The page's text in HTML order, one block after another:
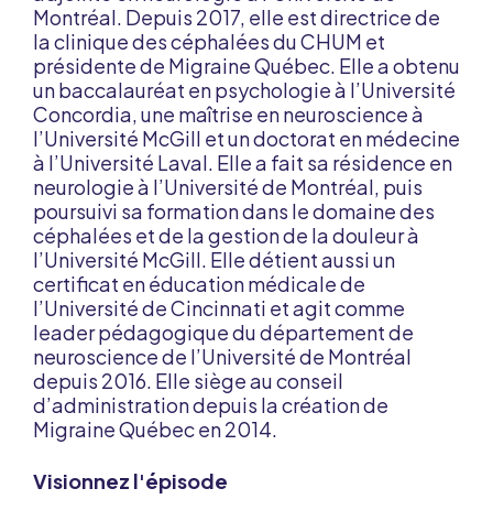
Montréal. Depuis 2017, elle est directrice de
la clinique des céphalées du CHUM et
présidente de Migraine Québec. Elle a obtenu
un baccalauréat en psychologie à l’Université
Concordia, une maîtrise en neuroscience à
l’Université McGill et un doctorat en médecine
à l’Université Laval. Elle a fait sa résidence en
neurologie à l’Université de Montréal, puis
poursuivi sa formation dans le domaine des
céphalées et de la gestion de la douleur à
l’Université McGill. Elle détient aussi un
certificat en éducation médicale de
l’Université de Cincinnati et agit comme
leader pédagogique du département de
neuroscience de l’Université de Montréal
depuis 2016. Elle siège au conseil
d’administration depuis la création de
Migraine Québec en 2014.
Visionnez l'épisode